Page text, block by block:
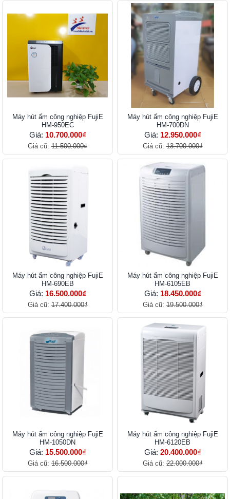
Máy hút ẩm công nghiệp FujiE
HM-950EC
Giá: 10.700.000₫
Giá cũ: 11.500.000₫
Máy hút ẩm công nghiệp FujiE
HM-700DN
Giá: 12.950.000₫
Giá cũ:13.700.000₫
Máy hút ẩm công nghiệp FujiE
HM-690EB
Giá: 16.500.000₫
Giá cũ:17.400.000₫
Máy hút ẩm công nghiệp FujiE
HM-6105EB
Giá: 18.450.000₫
Giá cũ:19.500.000₫
Máy hút ẩm công nghiệp FujiE
HM-1050DN
Giá: 15.500.000₫
Giá cũ:16.500.000₫
Máy hút ẩm công nghiệp FujiE
HM-6120EB
Giá: 20.400.000₫
Giá cũ:22.000.000₫